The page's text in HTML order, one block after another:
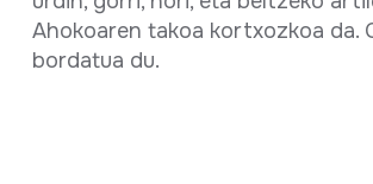
Ahokoaren takoa kortxozkoa da.
bordatua du.